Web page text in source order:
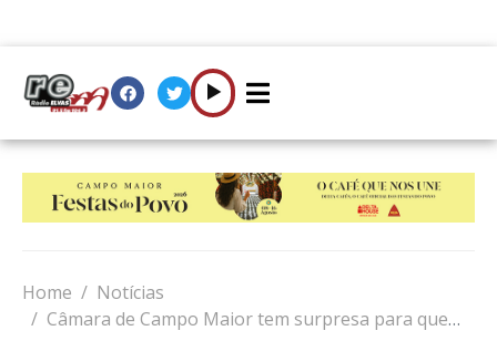
Home
Notícias
Câmara de Campo Maior tem surpresa para quem celebrar o amor nos restaurantes da vila